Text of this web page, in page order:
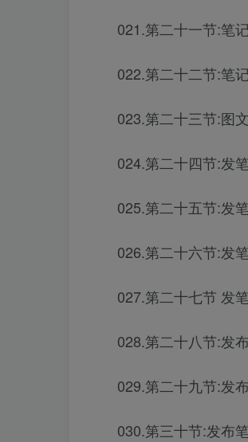
021.第二十一节:笔
022.第二十二节:笔
023.第二十三节:图
024.第二十四节:发
025.第二十五节:发
026.第二十六节:发
027.第二十七节 发
028.第二十八节:发
029.第二十九节:发
030.第三十节:发布